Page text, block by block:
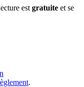
est gratuite et se
.